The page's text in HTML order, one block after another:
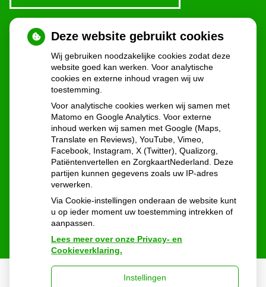
U heeft geen toestemming gegeven voor
externe inhouddie nodig is om dit te
zien.
Cookie-instellingen wijzigen
Deze website gebruikt cookies
Wij gebruiken noodzakelijke cookies zodat deze
website goed kan werken. Voor analytische
cookies en externe inhoud vragen wij uw
toestemming.
Voor analytische cookies werken wij samen met
Matomo en Google Analytics. Voor externe
inhoud werken wij samen met Google (Maps,
Translate en Reviews), YouTube, Vimeo,
Facebook, Instagram, X (Twitter), Qualizorg,
Patiëntenvertellen en ZorgkaartNederland. Deze
partijen kunnen gegevens zoals uw IP-adres
verwerken.
Via Cookie-instellingen onderaan de website kunt
u op ieder moment uw toestemming intrekken of
aanpassen.
Lees meer over onze Privacy- en
Cookieverklaring.
Instellingen